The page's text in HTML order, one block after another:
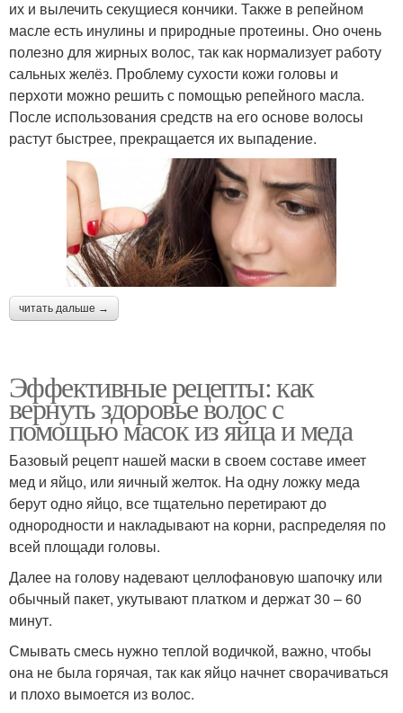
их и вылечить секущиеся кончики. Также в репейном
масле есть инулины и природные протеины. Оно очень
полезно для жирных волос, так как нормализует работу
сальных желёз. Проблему сухости кожи головы и
перхоти можно решить с помощью репейного масла.
После использования средств на его основе волосы
растут быстрее, прекращается их выпадение.
читать дальше →
Эффективные рецепты: как
вернуть здоровье волос с
помощью масок из яйца и меда
Базовый рецепт нашей маски в своем составе имеет
мед и яйцо, или яичный желток. На одну ложку меда
берут одно яйцо, все тщательно перетирают до
однородности и накладывают на корни, распределяя по
всей площади головы.
Далее на голову надевают целлофановую шапочку или
обычный пакет, укутывают платком и держат 30 – 60
минут.
Смывать смесь нужно теплой водичкой, важно, чтобы
она не была горячая, так как яйцо начнет сворачиваться
и плохо вымоется из волос.